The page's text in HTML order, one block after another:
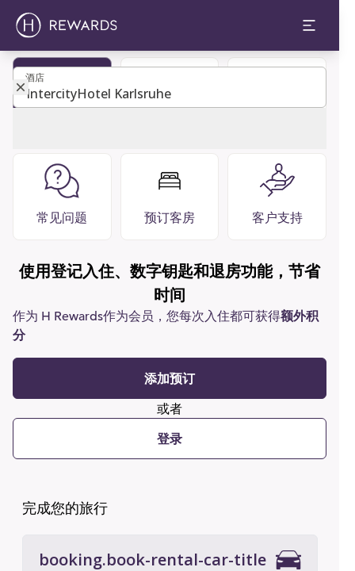
酒店
酒店
常见问题 预订客房 客户支持
使用登记入住、数字钥匙和退房功能，节省
时间
作为 H Rewards作为会员，您每次入住都可获得额外积
分
添加预订
或者
登录
完成您的旅行
booking.book-rental-car-title